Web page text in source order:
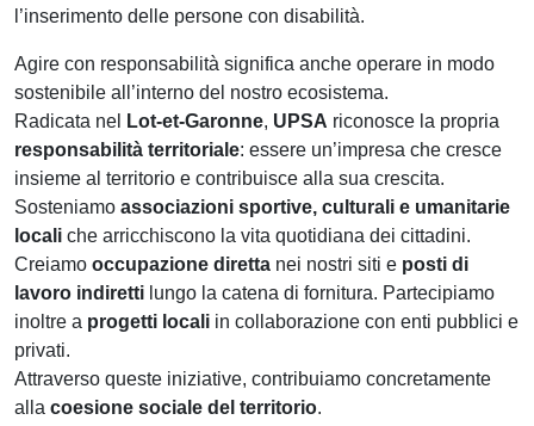
l’inserimento delle persone con disabilità.
Agire con responsabilità significa anche operare in modo
sostenibile all’interno del nostro ecosistema.
Radicata nel
Lot-et-Garonne, UPSA riconosce la propria
responsabilità territoriale: essere un’impresa che cresce
insieme al territorio e contribuisce alla sua crescita.
Sosteniamo associazioni sportive, culturali e umanitarie
locali che arricchiscono la vita quotidiana dei cittadini.
Creiamo occupazione diretta nei nostri siti e posti di
lavoro indiretti lungo la catena di fornitura. Partecipiamo
inoltre a progetti locali in collaborazione con enti pubblici e
privati.
Attraverso queste iniziative, contribuiamo concretamente
alla coesione sociale del territorio.